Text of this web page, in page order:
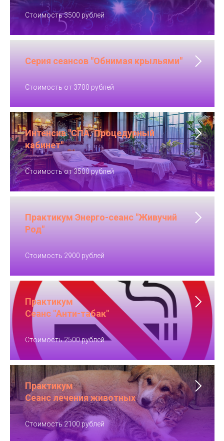
Стоимость 3500 рублей
Серия сеансов "Обнимая крыльями"
Стоимость от 3700 рублей
Интенсив "СПА. Процедурный
кабинет"
Стоимость от 3500 рублей
Практикум Энерго-сеанс "Живучий
Род"
Стоимость 2900 рублей
Практикум
Сеанс "Анти-табак"
Стоимость 2500 рублей
Практикум
Сеанс лечения животных
Стоимость 2100 рублей